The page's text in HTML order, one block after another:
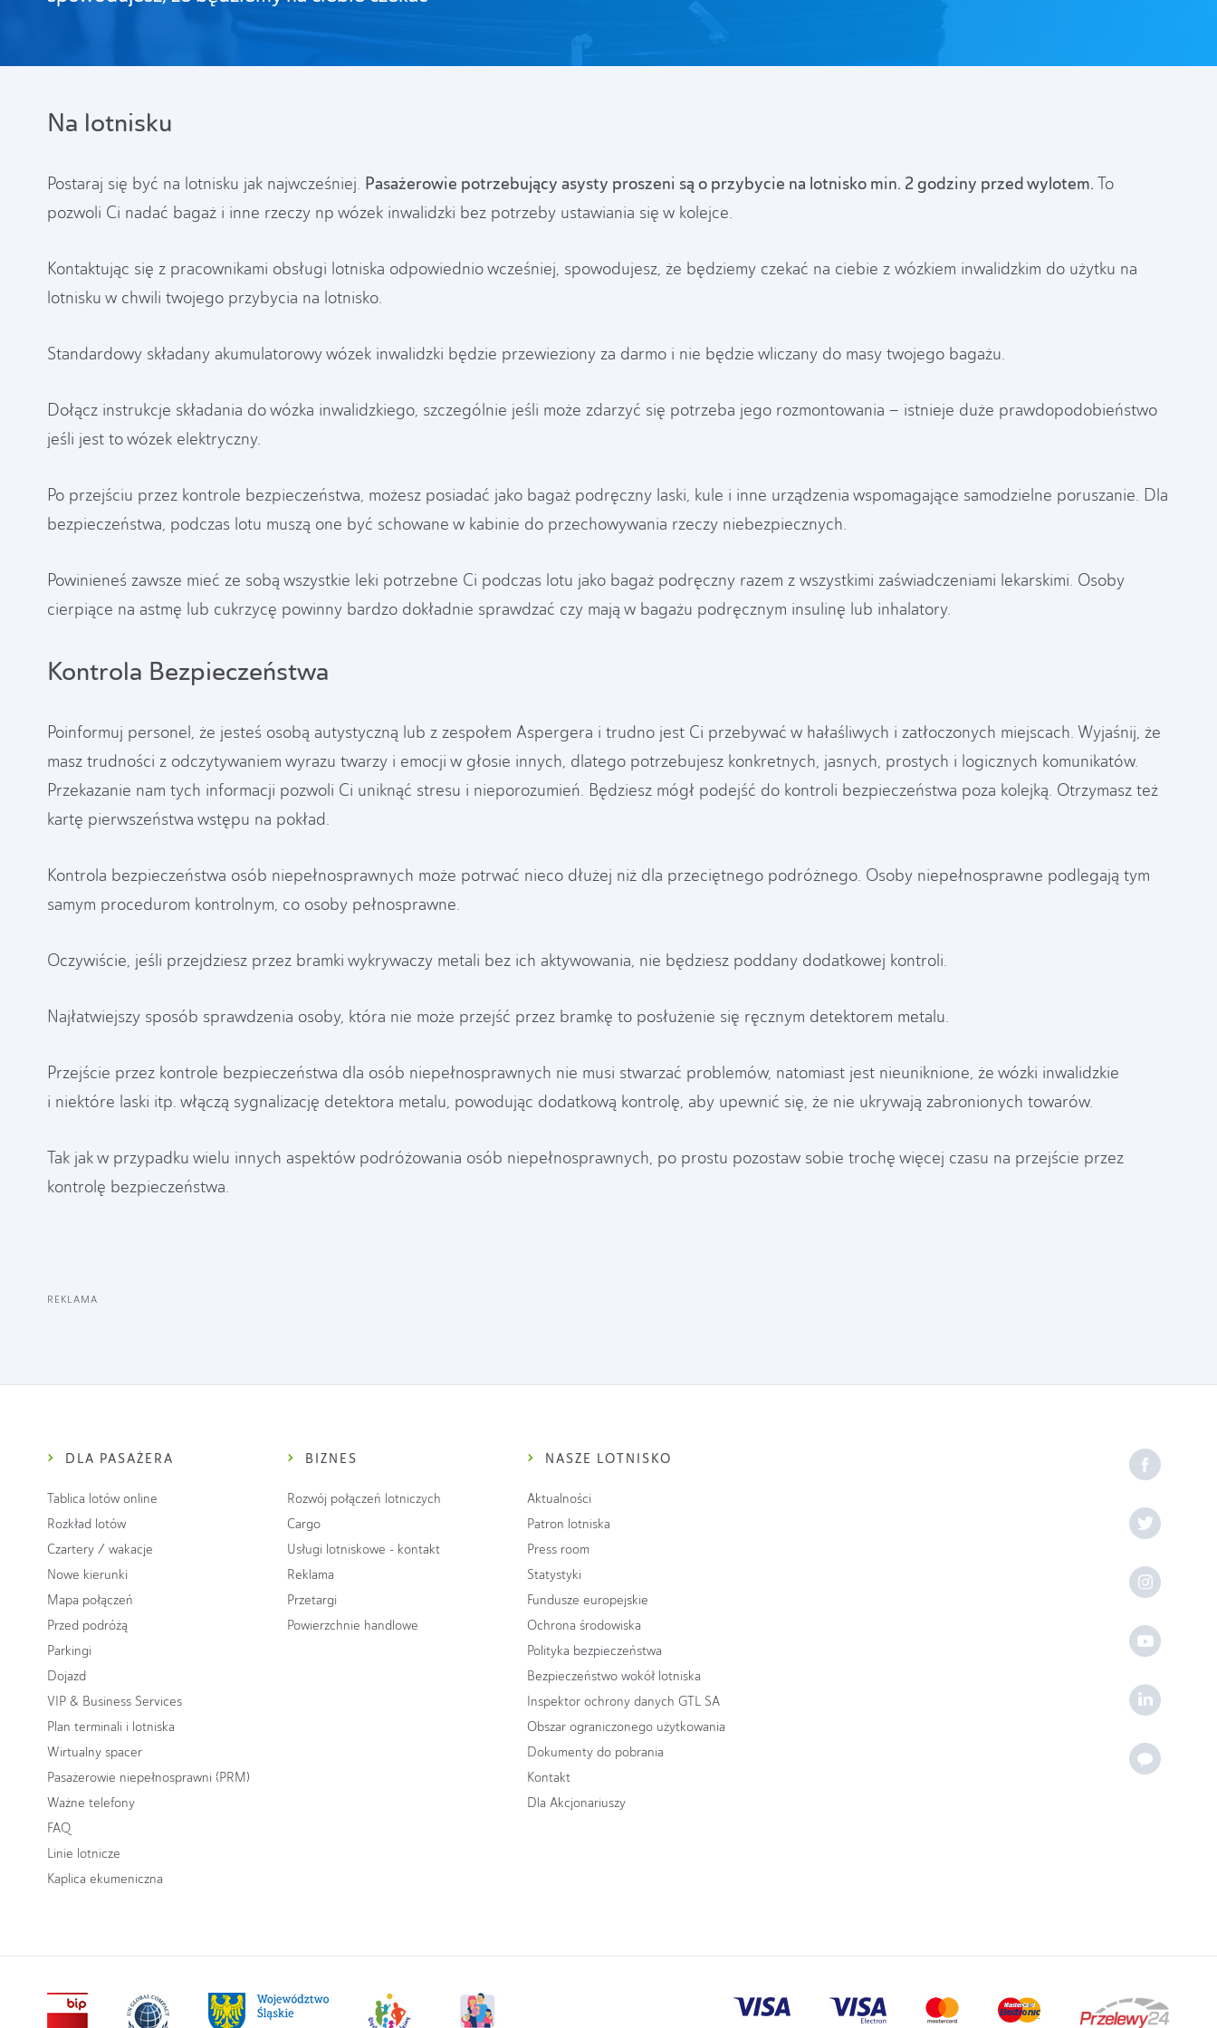
Na lotnisku
Postaraj się być na lotnisku jak najwcześniej. Pasażerowie potrzebujący asysty proszeni są o przybycie na lotnisko min. 2 godziny przed wylotem. To
pozwoli Ci nadać bagaż i inne rzeczy np wózek inwalidzki bez potrzeby ustawiania się w kolejce.
Kontaktując się z pracownikami obsługi lotniska odpowiednio wcześniej, spowodujesz, że będziemy czekać na ciebie z wózkiem inwalidzkim do użytku na
lotnisku w chwili twojego przybycia na lotnisko.
Standardowy składany akumulatorowy wózek inwalidzki będzie przewieziony za darmo i nie będzie wliczany do masy twojego bagażu.
Dołącz instrukcje składania do wózka inwalidzkiego, szczególnie jeśli może zdarzyć się potrzeba jego rozmontowania – istnieje duże prawdopodobieństwo
jeśli jest to wózek elektryczny.
Po przejściu przez kontrole bezpieczeństwa, możesz posiadać jako bagaż podręczny laski, kule i inne urządzenia wspomagające samodzielne poruszanie. Dla
bezpieczeństwa, podczas lotu muszą one być schowane w kabinie do przechowywania rzeczy niebezpiecznych.
Powinieneś zawsze mieć ze sobą wszystkie leki potrzebne Ci podczas lotu jako bagaż podręczny razem z wszystkimi zaświadczeniami lekarskimi. Osoby
cierpiące na astmę lub cukrzycę powinny bardzo dokładnie sprawdzać czy mają w bagażu podręcznym insulinę lub inhalatory.
Kontrola Bezpieczeństwa
Poinformuj personel, że jesteś osobą autystyczną lub z zespołem Aspergera i trudno jest Ci przebywać w hałaśliwych i zatłoczonych miejscach. Wyjaśnij, że
masz trudności z odczytywaniem wyrazu twarzy i emocji w głosie innych, dlatego potrzebujesz konkretnych, jasnych, prostych i logicznych komunikatów.
Przekazanie nam tych informacji pozwoli Ci uniknąć stresu i nieporozumień. Będziesz mógł podejść do kontroli bezpieczeństwa poza kolejką. Otrzymasz też
kartę pierwszeństwa wstępu na pokład.
Kontrola bezpieczeństwa osób niepełnosprawnych może potrwać nieco dłużej niż dla przeciętnego podróżnego. Osoby niepełnosprawne podlegają tym
samym procedurom kontrolnym, co osoby pełnosprawne.
Oczywiście, jeśli przejdziesz przez bramki wykrywaczy metali bez ich aktywowania, nie będziesz poddany dodatkowej kontroli.
Najłatwiejszy sposób sprawdzenia osoby, która nie może przejść przez bramkę to posłużenie się ręcznym detektorem metalu.
Przejście przez kontrole bezpieczeństwa dla osób niepełnosprawnych nie musi stwarzać problemów, natomiast jest nieuniknione, że wózki inwalidzkie
i niektóre laski itp. włączą sygnalizację detektora metalu, powodując dodatkową kontrolę, aby upewnić się, że nie ukrywają zabronionych towarów.
Tak jak w przypadku wielu innych aspektów podróżowania osób niepełnosprawnych, po prostu pozostaw sobie trochę więcej czasu na przejście przez
kontrolę bezpieczeństwa.
REKLAMA
DLA PASAŻERA
Tablica lotów online
Rozkład lotów
Czartery / wakacje
Nowe kierunki
Mapa połączeń
Przed podróżą
Parkingi
Dojazd
VIP & Business Services
Plan terminali i lotniska
Wirtualny spacer
Pasażerowie niepełnosprawni (PRM)
Ważne telefony
FAQ
Linie lotnicze
Kaplica ekumeniczna
BIZNES
Rozwój połączeń lotniczych
Cargo
Usługi lotniskowe - kontakt
Reklama
Przetargi
Powierzchnie handlowe
NASZE LOTNISKO
Aktualności
Patron lotniska
Press room
Statystyki
Fundusze europejskie
Ochrona środowiska
Polityka bezpieczeństwa
Bezpieczeństwo wokół lotniska
Inspektor ochrony danych GTL SA
Obszar ograniczonego użytkowania
Dokumenty do pobrania
Kontakt
Dla Akcjonariuszy